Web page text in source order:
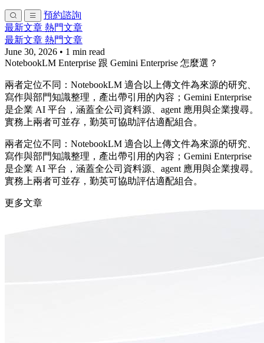
預約諮詢
最新文章 熱門文章
最新文章 熱門文章
June 30, 2026 • 1 min read
NotebookLM Enterprise 跟 Gemini Enterprise 怎麼選？
兩者定位不同：NotebookLM 適合以上傳文件為來源的研究、
寫作與部門知識整理，產出帶引用的內容；Gemini Enterprise
是企業 AI 平台，涵蓋全公司資料源、agent 應用與企業搜尋。
實務上兩者可並存，勤英可協助評估適配組合。
兩者定位不同：NotebookLM 適合以上傳文件為來源的研究、
寫作與部門知識整理，產出帶引用的內容；Gemini Enterprise
是企業 AI 平台，涵蓋全公司資料源、agent 應用與企業搜尋。
實務上兩者可並存，勤英可協助評估適配組合。
更多文章